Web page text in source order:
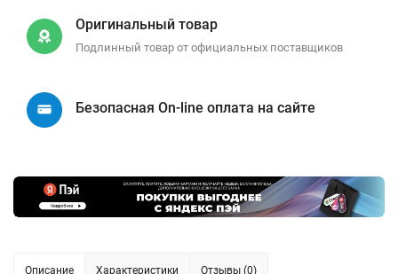
Оригинальный товар
Подлинный товар от официальных поставщиков
Безопасная On-line оплата на сайте
Описание Характеристики Отзывы (0)